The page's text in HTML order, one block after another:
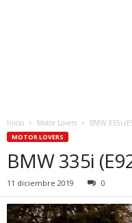
Inicio Motor Lovers BMW 335i
MOTOR LOVERS
BMW 335i
11 diciembre 2019 0